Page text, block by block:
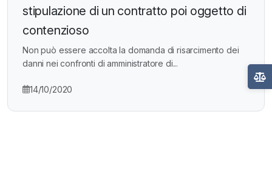
stipulazione di un contratto poi oggetto di
contenzioso
Non può essere accolta la domanda di risarcimento dei
danni nei confronti di amministratore di...
14/10/2020